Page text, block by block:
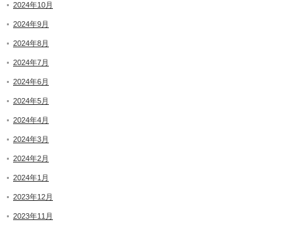
2024年10月
2024年9月
2024年8月
2024年7月
2024年6月
2024年5月
2024年4月
2024年3月
2024年2月
2024年1月
2023年12月
2023年11月